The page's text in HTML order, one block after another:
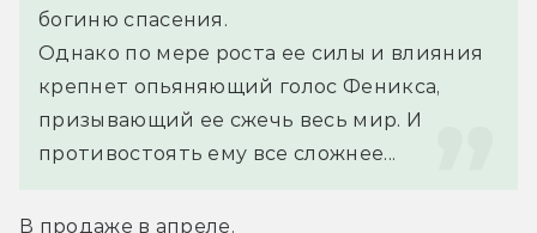
богиню спасения.
Однако по мере роста ее силы и влияния
крепнет опьяняющий голос Феникса,
призывающий ее сжечь весь мир. И
противостоять ему все сложнее...
В продаже в апреле.